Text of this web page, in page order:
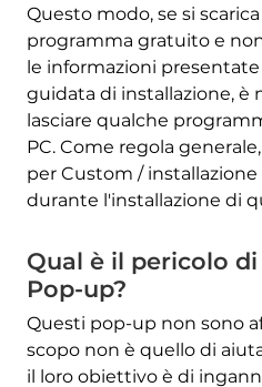
Questo modo, se si
programma gratuito e
le informazioni
guidata di installazione, è
lasciare qualche
PC. Come regola
per Custom /
durante l'installazione di
Qual è il pericolo
Pop-up?
Questi pop-up non sono
scopo non è quello di
il loro obiettivo è di